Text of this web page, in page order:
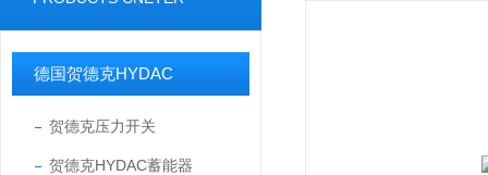
德国贺德克HYDAC
贺德克压力开关
贺德克HYDAC蓄能器